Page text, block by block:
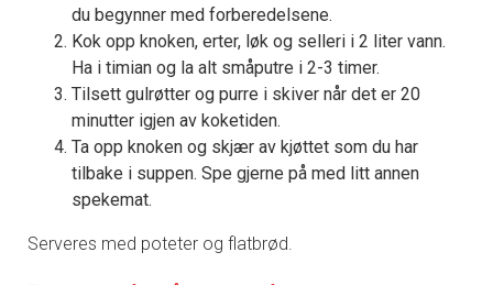
du begynner med forberedelsene.
Kok opp knoken, erter, løk og selleri i 2 liter vann.
Ha i timian og la alt småputre i 2-3 timer.
Tilsett gulrøtter og purre i skiver når det er 20
minutter igjen av koketiden.
Ta opp knoken og skjær av kjøttet som du har
tilbake i suppen. Spe gjerne på med litt annen
spekemat.
Serveres med poteter og flatbrød.